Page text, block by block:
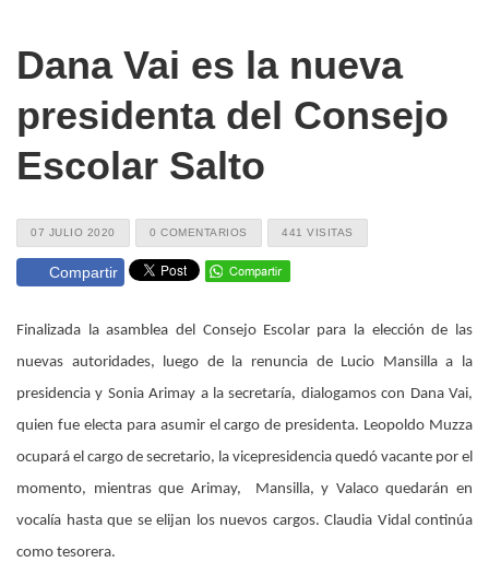
Dana Vai es la nueva
presidenta del Consejo
Escolar Salto
07 JULIO 2020 0 COMENTARIOS 441 VISITAS
Compartir
Finalizada la asamblea del Consejo Escolar para la elección de las
nuevas autoridades, luego de la renuncia de Lucio Mansilla a la
presidencia y Sonia Arimay a la secretaría, dialogamos con Dana Vai,
quien fue electa para asumir el cargo de presidenta. Leopoldo Muzza
ocupará el cargo de secretario, la vicepresidencia quedó vacante por el
momento, mientras que Arimay, Mansilla, y Valaco quedarán en
vocalía hasta que se elijan los nuevos cargos. Claudia Vidal continúa
como tesorera.